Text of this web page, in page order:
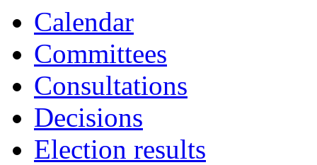
Calendar
Committees
Consultations
Decisions
Election results